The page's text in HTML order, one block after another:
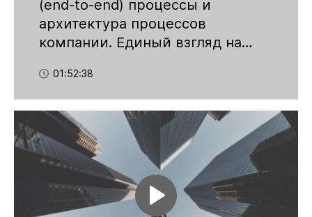
(end-to-end) процессы и
архитектура процессов
компании. Единый взгляд на
конкурентного преимущества
01:52:38